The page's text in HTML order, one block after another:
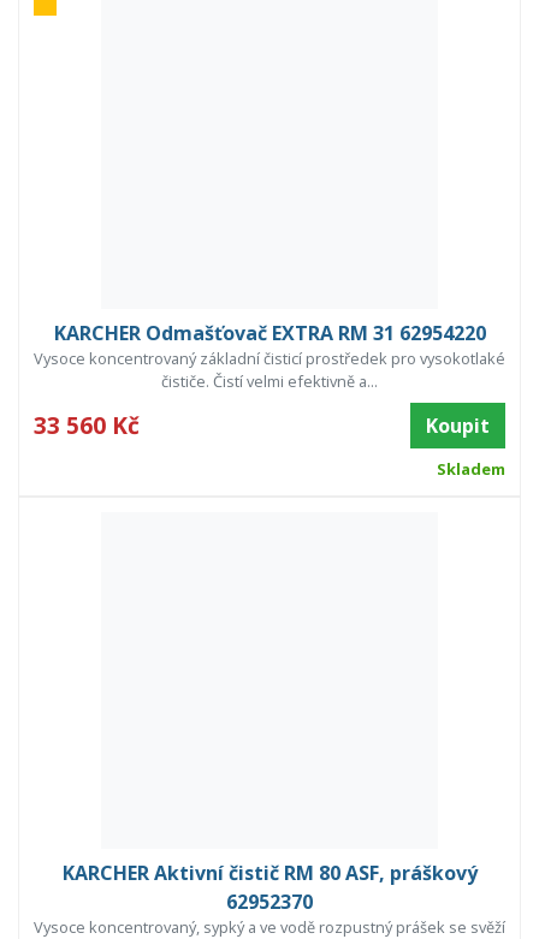
KARCHER Odmašťovač EXTRA RM 31 62954220
Vysoce koncentrovaný základní čisticí prostředek pro vysokotlaké
čističe. Čistí velmi efektivně a...
33 560 Kč Koupit
Skladem
KARCHER Aktivní čistič RM 80 ASF, práškový
62952370
Vysoce koncentrovaný, sypký a ve vodě rozpustný prášek se svěží